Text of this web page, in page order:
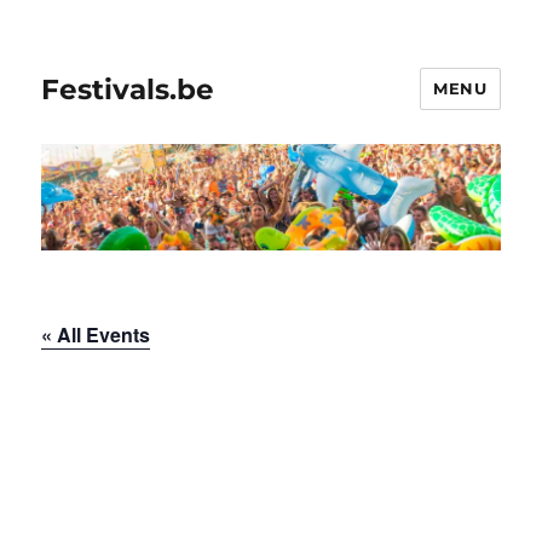
Festivals.be MENU
« All Events